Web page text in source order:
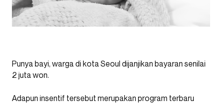
Punya bayi, warga di kota Seoul dijanjikan bayaran senilai
2 juta won.
Adapun insentif tersebut merupakan program terbaru